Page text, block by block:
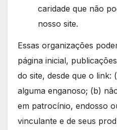
caridade que não
nosso site.
Essas organizações
página inicial,
do site, desde que o link:
alguma enganoso; (b)
em patrocínio, endosso
vinculante e de seus